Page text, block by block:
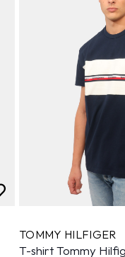
TOMMY HILFIGER
T-shirt Tommy